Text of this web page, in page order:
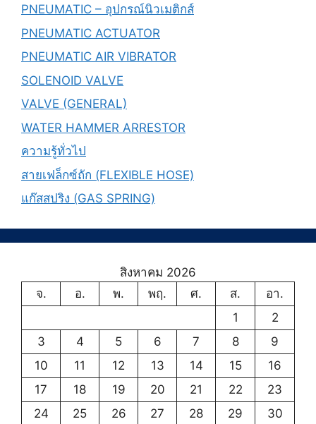
PNEUMATIC – อุปกรณ์นิวเมติกส์
PNEUMATIC ACTUATOR
PNEUMATIC AIR VIBRATOR
SOLENOID VALVE
VALVE (GENERAL)
WATER HAMMER ARRESTOR
ความรู้ทั่วไป
สายเฟล็กซ์ถัก (FLEXIBLE HOSE)
แก๊สสปริง (GAS SPRING)
สิงหาคม 2026
จ.
อ. พ. พฤ. ศ. ส.
อา.
1
2
3
4 5 6 7 8
9
10
11 12 13 14 15
16
17
18 19 20 21 22
23
24
25 26 27 28 29
30